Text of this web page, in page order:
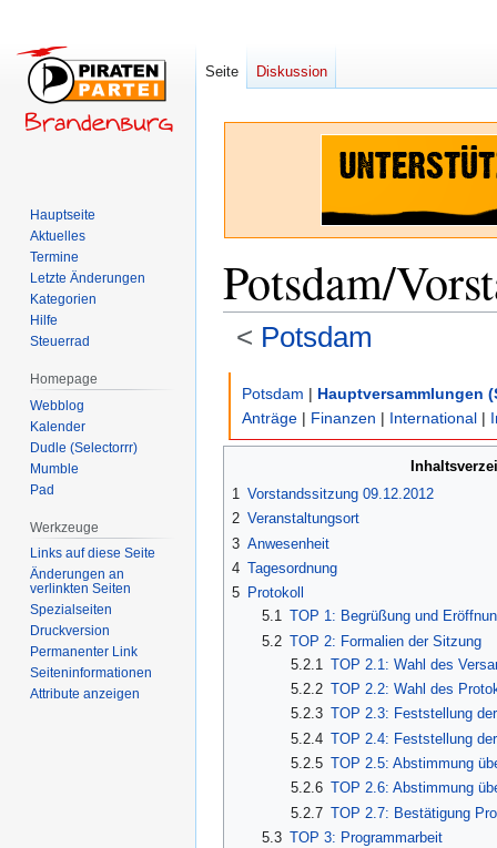
Potsdam/
< Potsdam
springen
springen
Potsdam | Hauptversammlungen
Anträge | Finanzen | International |
1 Vorstandssitzung 09.12.2012
2 Veranstaltungsort
3 Anwesenheit
4 Tagesordnung
5 Protokoll
5.1 TOP 1: Begrüßung und
5.2 TOP 2: Formalien der Sitzung
5.2.1
TOP 2.1: Wahl des
5.2.2 TOP 2.2: Wahl des
5.2.3 TOP 2.3: Feststellung
5.2.4 TOP 2.4: Feststellung
5.2.5 TOP 2.5: Abstimmung
5.2.6 TOP 2.6: Abstimmung
5.2.7 TOP 2.7: Bestätigung
5.3 TOP 3: Programmarbeit
Seite Diskussion
Hauptseite
Aktuelles
Termine
Letzte Änderungen
Kategorien
Hilfe
Steuerrad
Homepage
Webblog
Kalender
Dudle (Selectorrr)
Mumble
Pad
Werkzeuge
Links auf diese Seite
Änderungen an
verlinkten Seiten
Spezialseiten
Druckversion
Permanenter Link
Seiten­­informationen
Attribute anzeigen